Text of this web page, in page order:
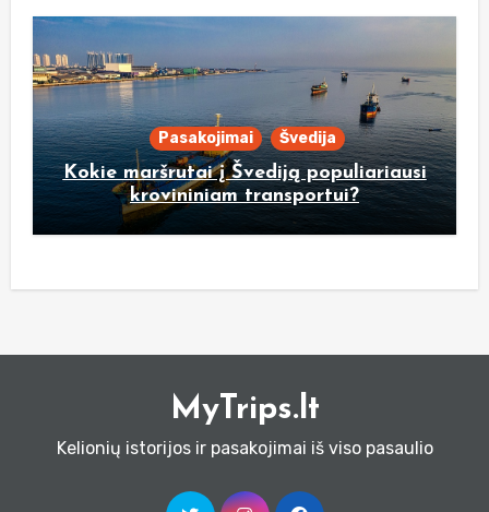
Pasakojimai Švedija
Kokie maršrutai į Švediją populiariausi
krovininiam transportui?
MyTrips.lt
Kelionių istorijos ir pasakojimai iš viso pasaulio